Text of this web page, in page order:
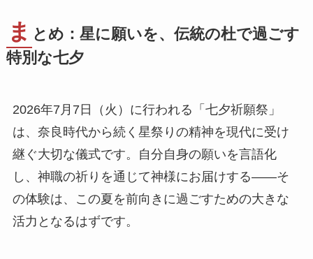
ま とめ：星に願いを、伝統の杜で過ごす
特別な七夕
2026年7月7日（火）に行われる「七夕祈願祭」
は、奈良時代から続く星祭りの精神を現代に受け
継ぐ大切な儀式です。自分自身の願いを言語化
し、神職の祈りを通じて神様にお届けする――そ
の体験は、この夏を前向きに過ごすための大きな
活力となるはずです。